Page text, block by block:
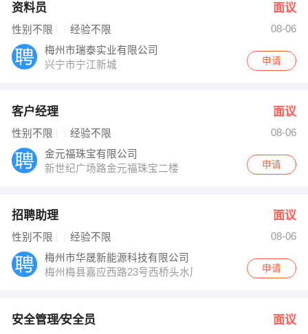
资料员 面议
性别不限 经验不限
08-06
梅州市瑞泰实业有限公司
兴宁市宁江新城
申请
客户经理 面议
性别不限 经验不限
08-06
金元福珠宝有限公司
新世纪广场路金元福珠宝二楼
申请
招聘助理 面议
性别不限 经验不限
08-06
梅州市华晟新能源科技有限公司
梅州梅县嘉应西路23号西桥头水厂对面华鼎新维大厦
申请
安全管理∕安全员 面议